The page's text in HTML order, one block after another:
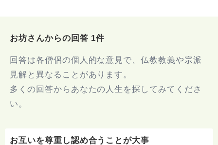
お坊さんからの回答 1件
回答は各僧侶の個人的な意見で、仏教教義や宗派
見解と異なることがあります。
多くの回答からあなたの人生を探してみてくださ
い。
お互いを尊重し認め合うことが大事